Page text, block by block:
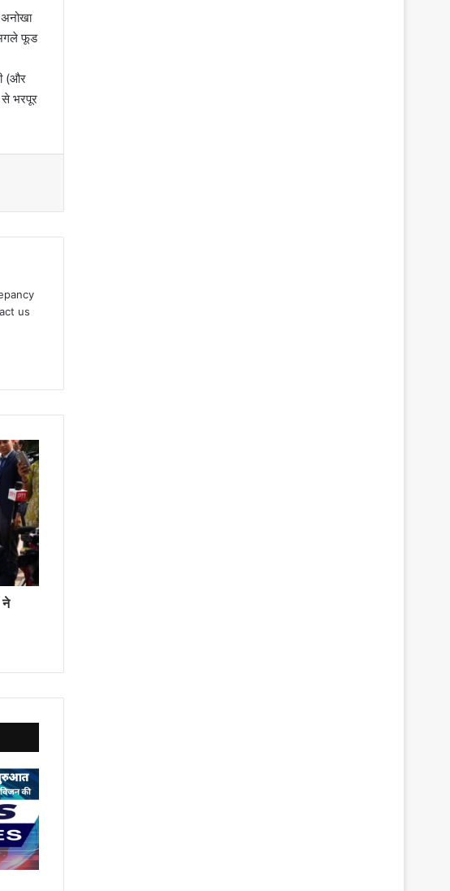
अगले फूड
(और
भरपूर
us
ने